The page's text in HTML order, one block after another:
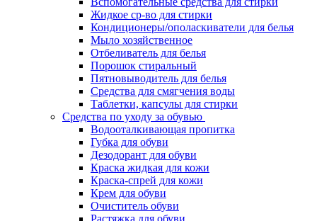
Жидкое ср-во для стирки
Кондиционеры/ополаскиватели для белья
Мыло хозяйственное
Отбеливатель для белья
Порошок стиральный
Пятновыводитель для белья
Средства для смягчения воды
Таблетки, капсулы для стирки
Средства по уходу за обувью
Водооталкивающая пропитка
Губка для обуви
Дезодорант для обуви
Краска жидкая для кожи
Краска-спрей для кожи
Крем для обуви
Очиститель обуви
Растяжка для обуви